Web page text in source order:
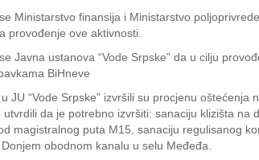
Ministarstvo finansija i Ministarstvo
provođenje ove aktivnosti.
Javna ustanova “Vode Srpske” da u cilju
BiHneve
JU “Vode Srpske” izvršili su procjenu
utvrdili da je potrebno izvršiti: sanaciju klizišta na
magistralnog puta M15, sanaciju regulisanog
obodnom kanalu u selu Međeđa.